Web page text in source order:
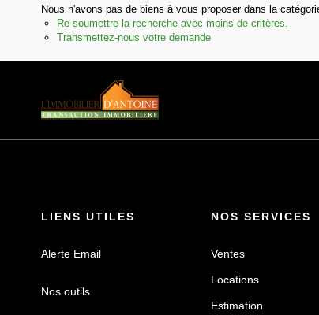
Nous n'avons pas de biens à vous proposer dans la
Re-soumettre la recherche avec moins de critères.
Transmettez-nous votre demande
LIENS UTILES
Alerte Email
Nos outils
NOS SERVICES
Ventes
Locations
Estimation